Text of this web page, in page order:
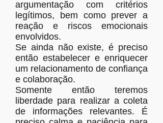
argumentação com critérios
legítimos, bem como prever a
reação e riscos emocionais
envolvidos.
Se ainda não existe, é preciso
então estabelecer e enriquecer
um relacionamento de confiança
e colaboração.
Somente então teremos
liberdade para realizar a coleta
de informações relevantes. É